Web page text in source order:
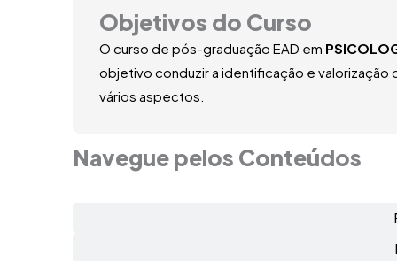
Objetivos do Curso
O curso de pós-graduação EAD em
objetivo conduzir a identificação e valorização
vários aspectos.
Navegue pelos Conteúdos